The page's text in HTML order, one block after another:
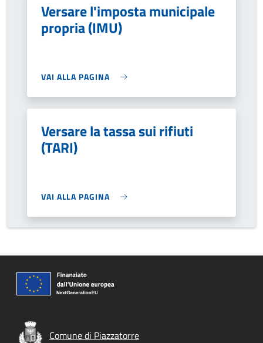
Versare l'imposta municipale
propria (IMU)
VAI ALLA PAGINA
Versare la tassa sui rifiuti
(TARI)
VAI ALLA PAGINA
Comune di Piazzatorre